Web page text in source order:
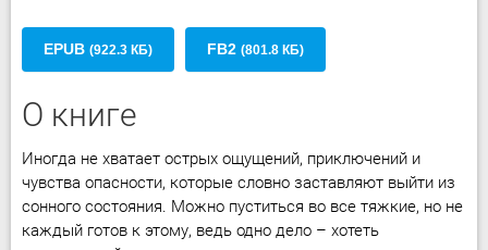
EPUB (922.3 КБ) FB2 (801.8 КБ)
О книге
Иногда не хватает острых ощущений, приключений и
чувства опасности, которые словно заставляют выйти из
сонного состояния. Можно пуститься во все тяжкие, но не
каждый готов к этому, ведь одно дело – хотеть